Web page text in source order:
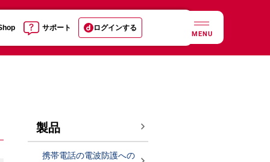
サポート ログインする
MENU
製品
携帯電話の電波防護への